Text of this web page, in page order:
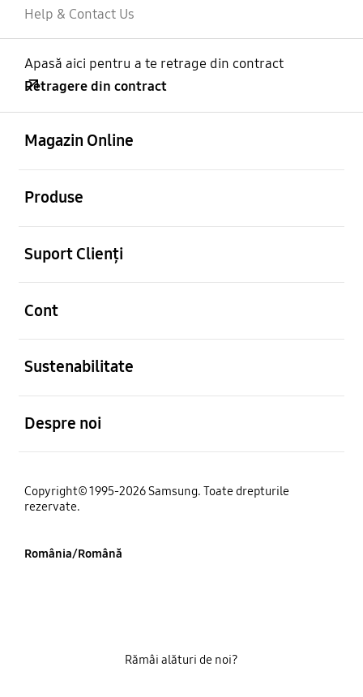
Help & Contact Us
Apasă aici pentru a te retrage din contract
Retragere din contract
Magazin Online
Produse
Suport Clienți
Cont
Sustenabilitate
Despre noi
Copyright© 1995-2026 Samsung. Toate drepturile
rezervate.
România/Română
Rămâi alături de noi?